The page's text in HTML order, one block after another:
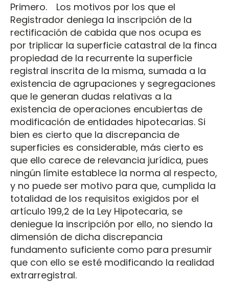
Primero. Los motivos por los que el
Registrador deniega la inscripción de la
rectificación de cabida que nos ocupa es
por triplicar la superficie catastral de la finca
propiedad de la recurrente la superficie
registral inscrita de la misma, sumada a la
existencia de agrupaciones y segregaciones
que le generan dudas relativas a la
existencia de operaciones encubiertas de
modificación de entidades hipotecarias. Si
bien es cierto que la discrepancia de
superficies es considerable, más cierto es
que ello carece de relevancia jurídica, pues
ningún límite establece la norma al respecto,
y no puede ser motivo para que, cumplida la
totalidad de los requisitos exigidos por el
artículo 199,2 de la Ley Hipotecaria, se
deniegue la inscripción por ello, no siendo la
dimensión de dicha discrepancia
fundamento suficiente como para presumir
que con ello se esté modificando la realidad
extrarregistral.